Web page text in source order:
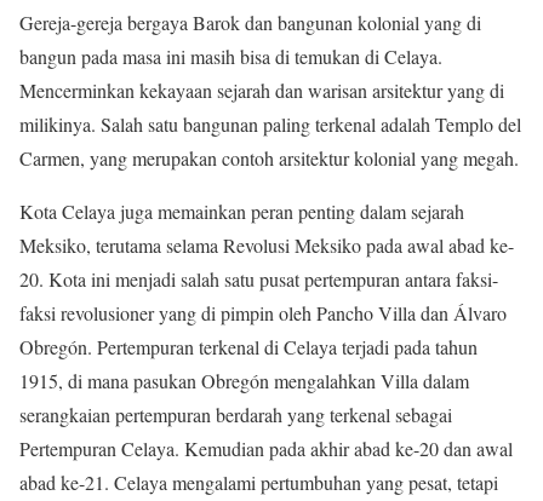
Gereja-gereja bergaya Barok dan bangunan kolonial yang di
bangun pada masa ini masih bisa di temukan di Celaya.
Mencerminkan kekayaan sejarah dan warisan arsitektur yang di
milikinya. Salah satu bangunan paling terkenal adalah Templo del
Carmen, yang merupakan contoh arsitektur kolonial yang megah.
Kota Celaya juga memainkan peran penting dalam sejarah
Meksiko, terutama selama Revolusi Meksiko pada awal abad ke-
20. Kota ini menjadi salah satu pusat pertempuran antara faksi-
faksi revolusioner yang di pimpin oleh Pancho Villa dan Álvaro
Obregón. Pertempuran terkenal di Celaya terjadi pada tahun
1915, di mana pasukan Obregón mengalahkan Villa dalam
serangkaian pertempuran berdarah yang terkenal sebagai
Pertempuran Celaya. Kemudian pada akhir abad ke-20 dan awal
abad ke-21. Celaya mengalami pertumbuhan yang pesat, tetapi